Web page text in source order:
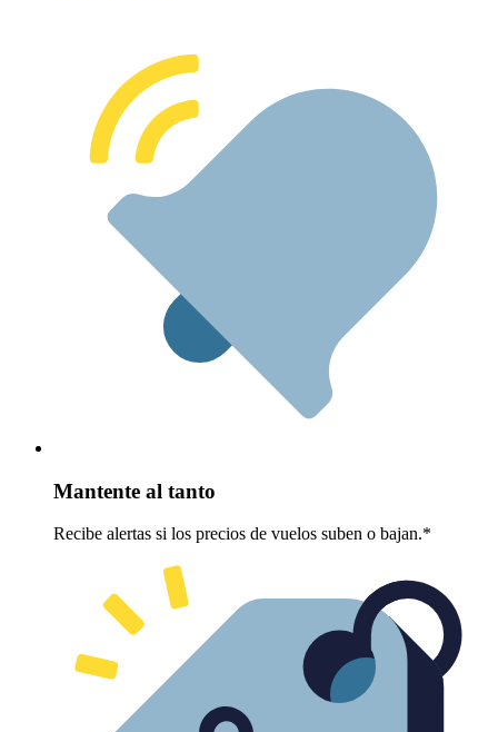
Mantente al tanto
Recibe alertas si los precios de vuelos suben o bajan.*